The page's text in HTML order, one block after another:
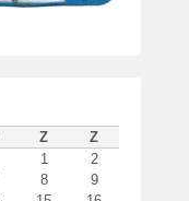
Z
Z
1
2
8
9